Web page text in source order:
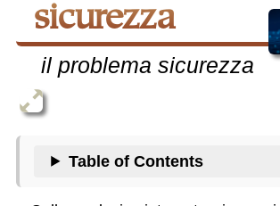
sicurezza
il problema sicurezza
Table of Contents